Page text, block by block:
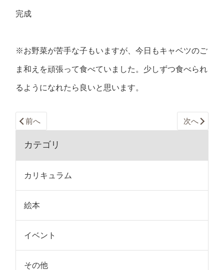
完成
※お野菜が苦手な子もいますが、今日もキャベツのご
ま和えを頑張って食べていました。少しずつ食べられ
るようになれたら良いと思います。
前へ 次へ
カテゴリ
カリキュラム
絵本
イベント
その他